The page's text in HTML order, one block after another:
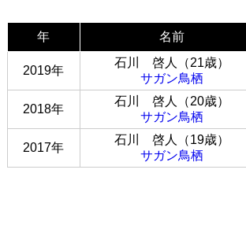
年 名前
2019年
石川 啓人（21歳）
サガン鳥栖
2018年
石川 啓人（20歳）
サガン鳥栖
2017年
石川 啓人（19歳）
サガン鳥栖